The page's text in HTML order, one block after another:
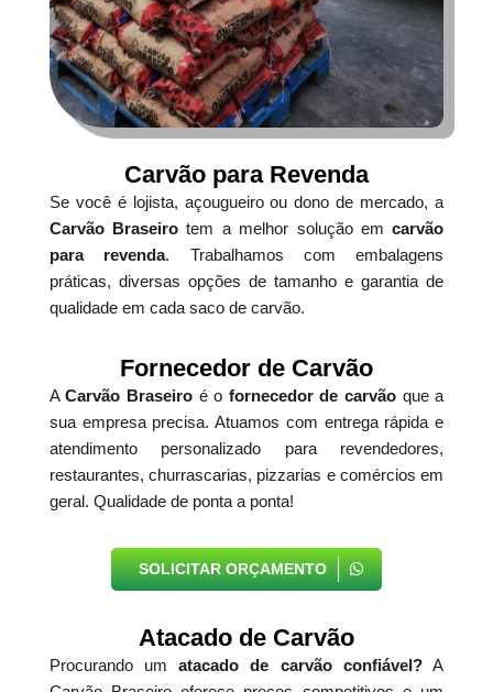
Carvão para Revenda
Se você é lojista, açougueiro ou dono de mercado, a
Carvão Braseiro tem a melhor solução emcarvão
para revenda. Trabalhamos com embalagens
práticas, diversas opções de tamanho e garantia de
qualidade em cada saco de carvão.
Fornecedor de Carvão
ACarvão Braseiro é o fornecedor de carvão que a
sua empresa precisa. Atuamos com entrega rápida e
atendimento personalizado para revendedores,
restaurantes, churrascarias, pizzarias e comércios em
geral. Qualidade de ponta a ponta!
SOLICITAR ORÇAMENTO
Atacado de Carvão
Procurando umatacado de carvão confiável?A